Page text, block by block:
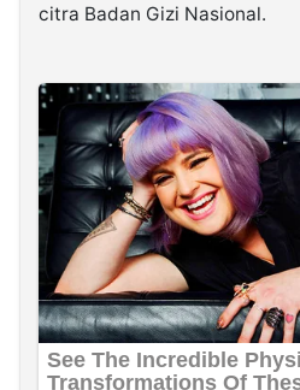
citra Badan Gizi Nasional.